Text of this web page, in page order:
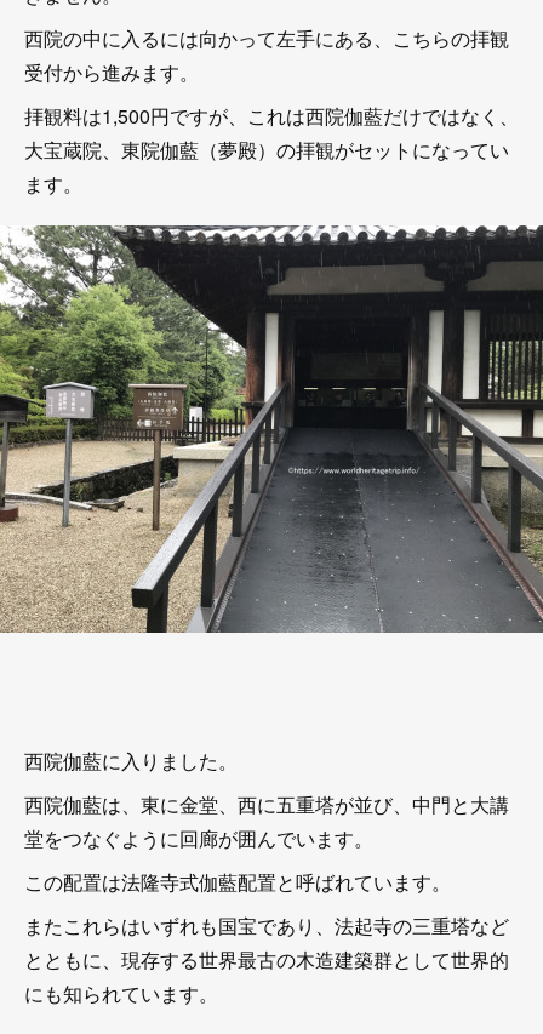
西院の中に入るには向かって左手にある、こちらの拝観
受付から進みます。
拝観料は1,500円ですが、これは西院伽藍だけではなく、
大宝蔵院、東院伽藍（夢殿）の拝観がセットになってい
ます。
西院伽藍に入りました。
西院伽藍は、東に金堂、西に五重塔が並び、中門と大講
堂をつなぐように回廊が囲んでいます。
この配置は法隆寺式伽藍配置と呼ばれています。
またこれらはいずれも国宝であり、法起寺の三重塔など
とともに、現存する世界最古の木造建築群として世界的
にも知られています。